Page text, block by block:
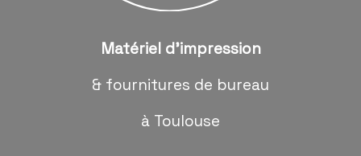
Matériel d'impression
& fournitures de bureau
à Toulouse